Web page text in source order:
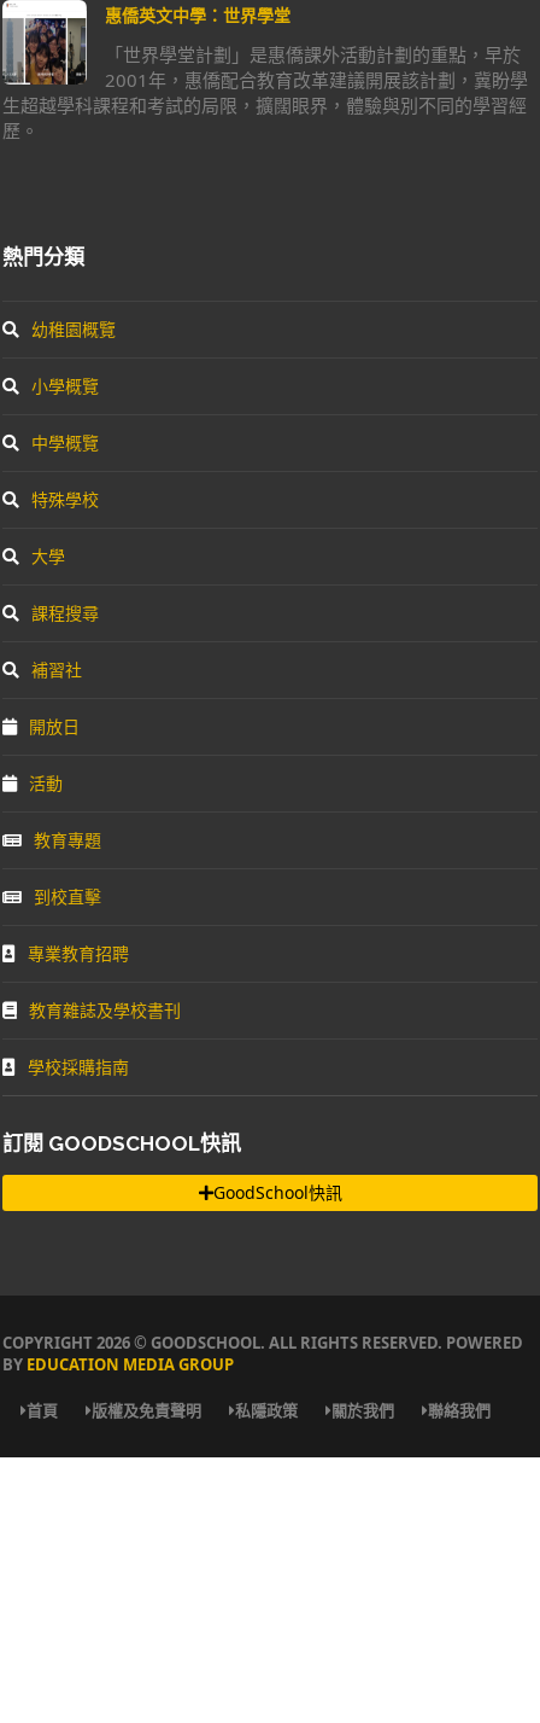
惠僑英文中學：世界學堂
「世界學堂計劃」是惠僑課外活動計劃的重點，早於
2001年，惠僑配合教育改革建議開展該計劃，冀盼學
生超越學科課程和考試的局限，擴闊眼界，體驗與別不同的學習經
歷。
熱門分類
幼稚園概覽
小學概覽
中學概覽
特殊學校
大學
課程搜尋
補習社
開放日
活動
教育專題
到校直擊
專業教育招聘
教育雜誌及學校書刊
學校採購指南
訂閱 GOODSCHOOL快訊
GoodSchool快訊
COPYRIGHT 2026 © GOODSCHOOL. ALL RIGHTS RESERVED. POWERED
BY EDUCATION MEDIA GROUP
首頁 版權及免責聲明 私隱政策 關於我們 聯絡我們